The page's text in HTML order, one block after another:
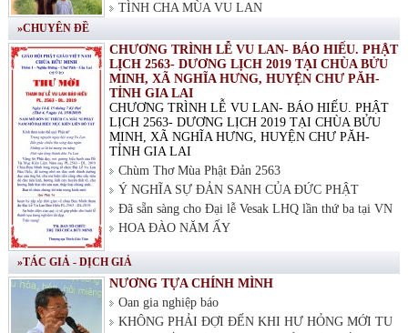
TÌNH CHA MÙA VU LAN
»CHUYÊN ĐỀ
CHƯƠNG TRÌNH LỄ VU LAN- BÁO HIẾU. PHẬT
LỊCH 2563- DƯƠNG LỊCH 2019 TẠI CHÙA BỬU
MINH, XÃ NGHĨA HƯNG, HUYỆN CHƯ PĂH-
TỈNH GIA LAI
CHƯƠNG TRÌNH LỄ VU LAN- BÁO HIẾU. PHẬT
LỊCH 2563- DƯƠNG LỊCH 2019 TẠI CHÙA BỬU
MINH, XÃ NGHĨA HƯNG, HUYỆN CHƯ PĂH-
TỈNH GIA LAI
Chùm Thơ Mùa Phật Đản 2563
Ý NGHĨA SỰ ĐẢN SANH CỦA ĐỨC PHẬT
Đã sẵn sàng cho Đại lễ Vesak LHQ lần thứ ba tại VN
HOA ĐÀO NĂM ẤY
»TÁC GIẢ - DỊCH GIẢ
NƯƠNG TỰA CHÍNH MÌNH
Oan gia nghiệp báo
KHÔNG PHẢI ĐỢI ĐẾN KHI HƯ HỎNG MỚI TU